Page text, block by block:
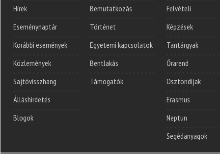
Hírek
Eseménynaptár
Korábbi események
Közlemények
Sajtóvisszhang
Álláshirdetés
Blogok
Bemutatkozás
Történet
Egyetemi kapcsolatok
Bentlakás
Támogatók
Felvételi
Képzések
Tantárgyak
Órarend
Ösztöndíjak
Erasmus
Neptun
Segédanyagok